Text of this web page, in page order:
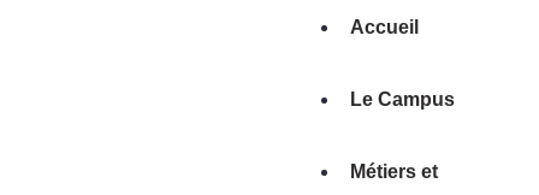
Accueil
Le Campus
Métiers et